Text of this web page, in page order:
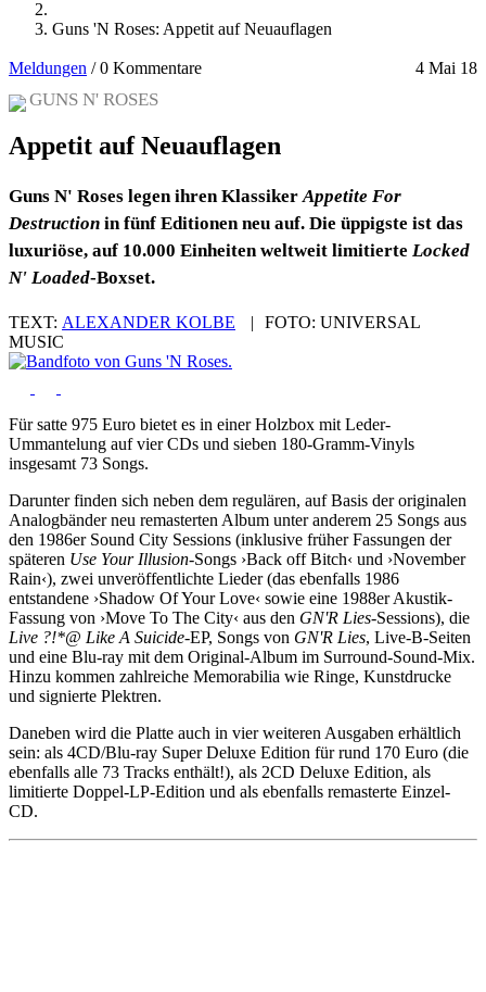
Guns 'N Roses: Appetit auf Neuauflagen
Meldungen 4 Mai 18
/0 Kommentare
GUNS N' ROSES
Appetit auf Neuauflagen
Guns N' Roses legen ihren KlassikerAppetite For
Destruction in fünf Editionen neu auf. Die üppigste ist das
luxuriöse, auf 10.000 Einheiten weltweit limitierte Locked
N' Loaded-Boxset.
TEXT: ALEXANDER KOLBE | FOTO: UNIVERSAL
MUSIC
Für satte 975 Euro bietet es in einer Holzbox mit Leder-
Ummantelung auf vier CDs und sieben 180-Gramm-Vinyls
insgesamt 73 Songs.
Darunter finden sich neben dem regulären, auf Basis der originalen
Analogbänder neu remasterten Album unter anderem 25 Songs aus
den 1986er Sound City Sessions (inklusive früher Fassungen der
späteren Use Your Illusion-Songs ›Back off Bitch‹ und ›November
Rain‹), zwei unveröffentlichte Lieder (das ebenfalls 1986
entstandene ›Shadow Of Your Love‹ sowie eine 1988er Akustik-
Fassung von ›Move To The City‹ aus den GN'R Lies-Sessions), die
Live ?!*@ Like A Suicide-EP, Songs von GN'R Lies, Live-B-Seiten
und eine Blu-ray mit dem Original-Album im Surround-Sound-Mix.
Hinzu kommen zahlreiche Memorabilia wie Ringe, Kunstdrucke
und signierte Plektren.
Daneben wird die Platte auch in vier weiteren Ausgaben erhältlich
sein: als 4CD/Blu-ray Super Deluxe Edition für rund 170 Euro (die
ebenfalls alle 73 Tracks enthält!), als 2CD Deluxe Edition, als
limitierte Doppel-LP-Edition und als ebenfalls remasterte Einzel-
CD.